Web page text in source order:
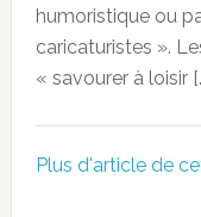
humoristique ou
caricaturistes ».
« savourer à loisir
Plus d'article de